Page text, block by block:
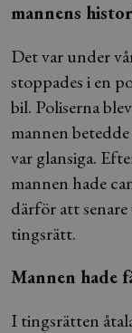
mannens
Det var under
stoppades i en
bil. Poliserna
mannen
var glansiga.
mannen hade
därför att
tingsrätt.
Mannen hade
I tingsrätten